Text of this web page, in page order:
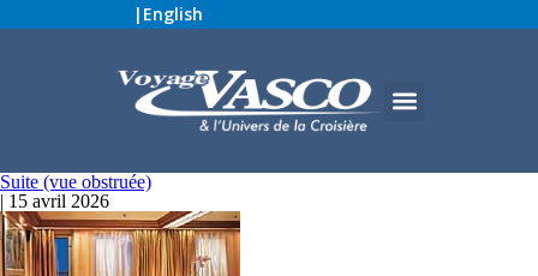
| English
Suite (vue obstruée)
| 15 avril 2026